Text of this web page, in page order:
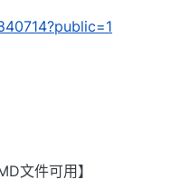
文件可用】